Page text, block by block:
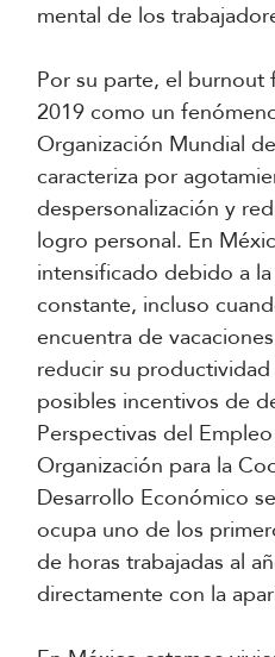
mental de los
Por su parte, el
2019 como un
Organización Mundial
caracteriza por
despersonalización y
logro personal. En
intensificado debido a
constante, incluso
encuentra de
reducir su productividad
posibles incentivos de
Perspectivas del
Organización para la
Desarrollo Económico
ocupa uno de los
de horas trabajadas al
directamente con la